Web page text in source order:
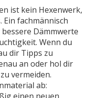
ist kein Hexenwerk,
fachmännisch
Dämmwerte
Wenn du
dir Tipps zu
an oder hol dir
vermeiden.
ab: